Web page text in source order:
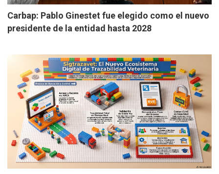
Carbap: Pablo Ginestet fue elegido como el nuevo
presidente de la entidad hasta 2028